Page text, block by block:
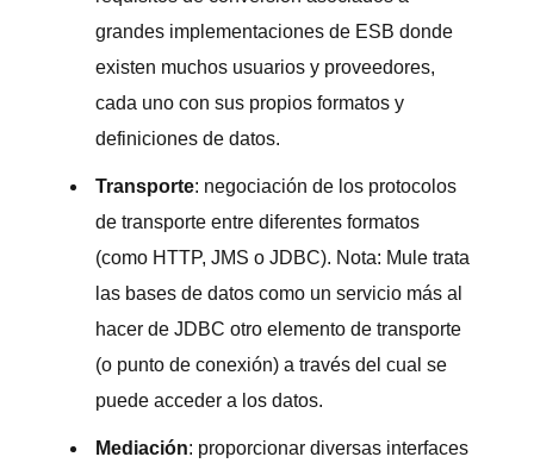
grandes implementaciones de ESB donde
existen muchos usuarios y proveedores,
cada uno con sus propios formatos y
definiciones de datos.
Transporte: negociación de los protocolos
de transporte entre diferentes formatos
(como HTTP, JMS o JDBC). Nota: Mule trata
las bases de datos como un servicio más al
hacer de JDBC otro elemento de transporte
(o punto de conexión) a través del cual se
puede acceder a los datos.
Mediación: proporcionar diversas interfaces